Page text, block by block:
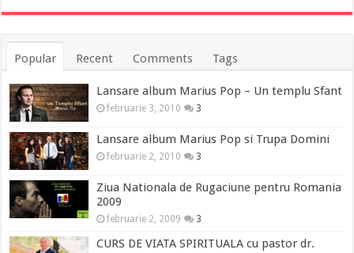
Popular Recent Comments Tags
Lansare album Marius Pop – Un templu Sfant
februarie 3, 2010 3
Lansare album Marius Pop si Trupa Domini
februarie 2, 2010 3
Ziua Nationala de Rugaciune pentru Romania
2009
februarie 2, 2009 3
CURS DE VIATA SPIRITUALA cu pastor dr.